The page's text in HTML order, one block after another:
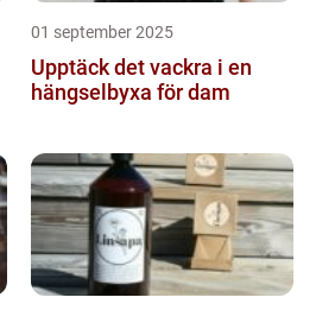
01 september 2025
Upptäck det vackra i en
hängselbyxa för dam